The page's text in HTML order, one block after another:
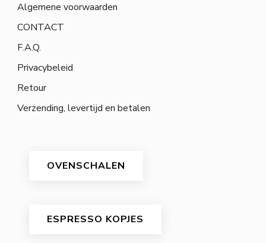
Algemene voorwaarden
CONTACT
F.A.Q.
Privacybeleid
Retour
Verzending, levertijd en betalen
OVENSCHALEN
ESPRESSO KOPJES